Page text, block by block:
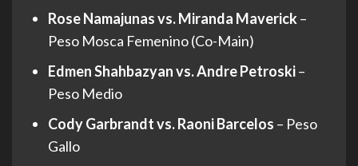
Rose Namajunas vs. Miranda Maverick–
Peso Mosca Femenino (Co-Main)
Edmen Shahbazyan vs. Andre Petroski–
Peso Medio
Cody Garbrandt vs. Raoni Barcelos – Peso
Gallo